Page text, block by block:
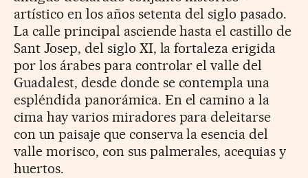
artístico en los años setenta del siglo pasado.
La calle principal asciende hasta el castillo de
Sant Josep, del siglo XI, la fortaleza erigida
por los árabes para controlar el valle del
Guadalest, desde donde se contempla una
espléndida panorámica. En el camino a la
cima hay varios miradores para deleitarse
con un paisaje que conserva la esencia del
valle morisco, con sus palmerales, acequias y
huertos.